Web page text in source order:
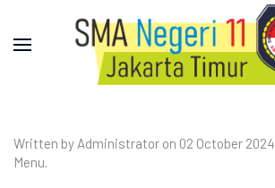
Written by Administrator on 02 October 2024
Menu.